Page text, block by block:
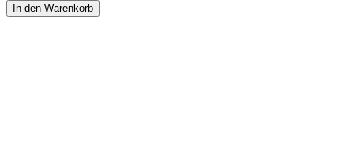
In den Warenkorb